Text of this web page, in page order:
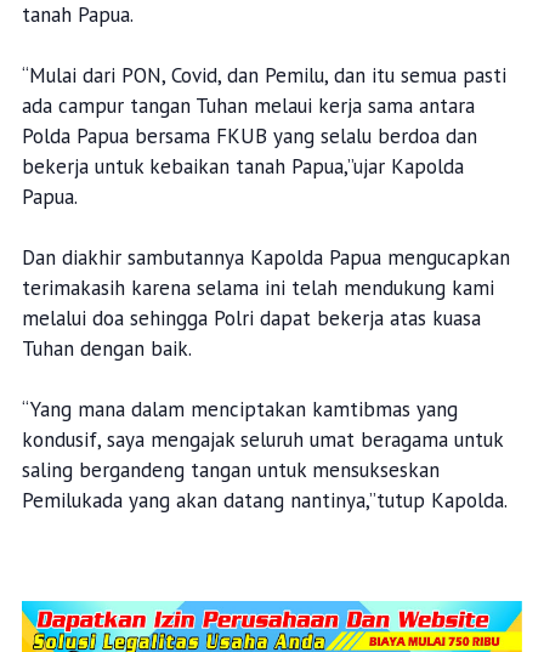
tanah Papua.
“Mulai dari PON, Covid, dan Pemilu, dan itu semua pasti
ada campur tangan Tuhan melaui kerja sama antara
Polda Papua bersama FKUB yang selalu berdoa dan
bekerja untuk kebaikan tanah Papua,”ujar Kapolda
Papua.
Dan diakhir sambutannya Kapolda Papua mengucapkan
terimakasih karena selama ini telah mendukung kami
melalui doa sehingga Polri dapat bekerja atas kuasa
Tuhan dengan baik.
“Yang mana dalam menciptakan kamtibmas yang
kondusif, saya mengajak seluruh umat beragama untuk
saling bergandeng tangan untuk mensukseskan
Pemilukada yang akan datang nantinya,”tutup Kapolda.